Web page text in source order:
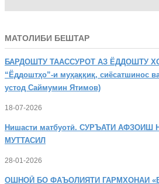
МАТОЛИБИ БЕШТАР
БАРДОШТУ ТААССУРОТ АЗ ЁДДОШТУ
“Ёддоштҳо”-и муҳаққиқ, сиёсатшинос
устод Саймумин Ятимов)
18-07-2026
Нишасти матбуотӣ. СУРЪАТИ АФЗОИШ
МУТТАСИЛ
28-01-2026
ОШНОӢ БО ФАЪОЛИЯТИ ГАРМХОНАИ